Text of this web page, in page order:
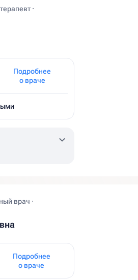
·
Подробнее
о враче
врач ·
Подробнее
о враче